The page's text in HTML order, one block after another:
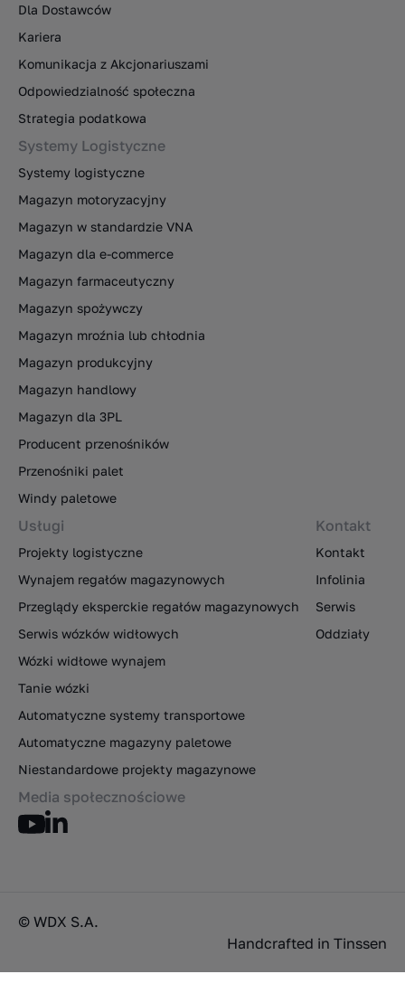
Dla Dostawców
Kariera
Komunikacja z Akcjonariuszami
Odpowiedzialność społeczna
Strategia podatkowa
Systemy Logistyczne
Systemy logistyczne
Magazyn motoryzacyjny
Magazyn w standardzie VNA
Magazyn dla e-commerce
Magazyn farmaceutyczny
Magazyn spożywczy
Magazyn mroźnia lub chłodnia
Magazyn produkcyjny
Magazyn handlowy
Magazyn dla 3PL
Producent przenośników
Przenośniki palet
Windy paletowe
Usługi
Projekty logistyczne
Wynajem regałów magazynowych
Przeglądy eksperckie regałów magazynowych
Serwis wózków widłowych
Wózki widłowe wynajem
Tanie wózki
Automatyczne systemy transportowe
Automatyczne magazyny paletowe
Niestandardowe projekty magazynowe
Kontakt
Kontakt
Infolinia
Serwis
Oddziały
Media społecznościowe
© WDX S.A.
Handcrafted in Tinssen